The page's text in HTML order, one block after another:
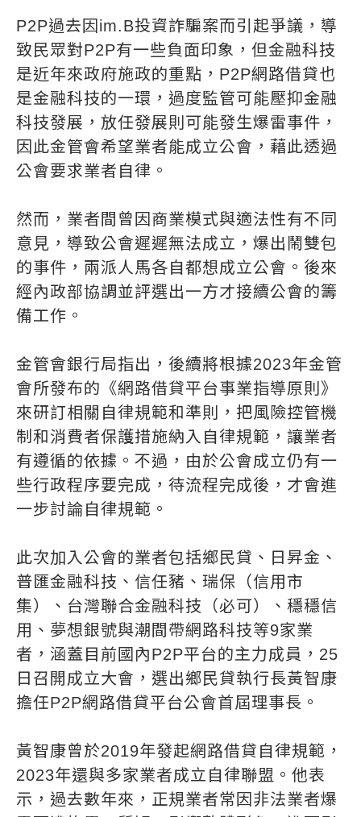
P2P過去因im.B投資詐騙案而引起爭議，導
致民眾對P2P有一些負面印象，但金融科技
是近年來政府施政的重點，P2P網路借貸也
是金融科技的一環，過度監管可能壓抑金融
科技發展，放任發展則可能發生爆雷事件，
因此金管會希望業者能成立公會，藉此透過
公會要求業者自律。
然而，業者間曾因商業模式與適法性有不同
意見，導致公會遲遲無法成立，爆出鬧雙包
的事件，兩派人馬各自都想成立公會。後來
經內政部協調並評選出一方才接續公會的籌
備工作。
金管會銀行局指出，後續將根據2023年金管
會所發布的《網路借貸平台事業指導原則》
來研訂相關自律規範和準則，把風險控管機
制和消費者保護措施納入自律規範，讓業者
有遵循的依據。不過，由於公會成立仍有一
些行政程序要完成，待流程完成後，才會進
一步討論自律規範。
此次加入公會的業者包括鄉民貸、日昇金、
普匯金融科技、信任豬、瑞保（信用市
集）、台灣聯合金融科技（必可）、穩穩信
用、夢想銀號與潮間帶網路科技等9家業
者，涵蓋目前國內P2P平台的主力成員，25
日召開成立大會，選出鄉民貸執行長黃智康
擔任P2P網路借貸平台公會首屆理事長。
黃智康曾於2019年發起網路借貸自律規範，
2023年還與多家業者成立自律聯盟。他表
示，過去數年來，正規業者常因非法業者爆